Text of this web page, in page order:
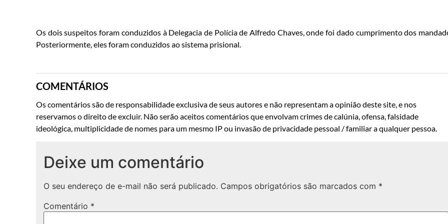
Os dois suspeitos foram conduzidos à Delegacia de Polícia de Alfredo Chaves, onde foi dado cumprimento dos
Posteriormente, eles foram conduzidos ao sistema prisional.
COMENTÁRIOS
Os comentários são de responsabilidade exclusiva de seus autores e não representam a opinião deste site, e nos
reservamos o direito de excluir. Não serão aceitos comentários que envolvam crimes de calúnia, ofensa, falsidade
ideológica, multiplicidade de nomes para um mesmo IP ou invasão de privacidade pessoal / familiar a qualquer pessoa.
Deixe um comentário
O seu endereço de e-mail não será publicado. Campos obrigatórios são marcados com *
Comentário *